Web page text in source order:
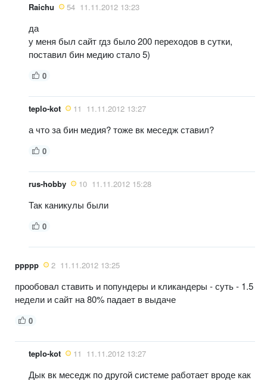
Raichu 54 11.11.2012 13:23
да
у меня был сайт гдз было 200 переходов в сутки,
поставил бин медию стало 5)
0
teplo-kot 11 11.11.2012 13:27
а что за бин медия? тоже вк меседж ставил?
0
rus-hobby 10 11.11.2012 15:28
Так каникулы были
0
ppppp 2 11.11.2012 13:25
прообовал ставить и попундеры и кликандеры - суть - 1.5
недели и сайт на 80% падает в выдаче
0
teplo-kot 11 11.11.2012 13:27
Дык вк меседж по другой системе работает вроде как